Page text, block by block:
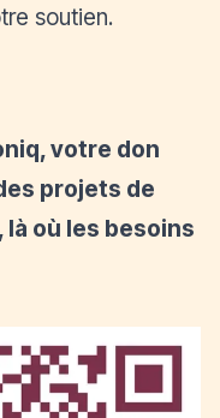
soutien.
votre don
projets de
où les besoins